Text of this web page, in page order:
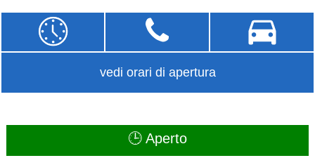
vedi orari di apertura
🕒 Aperto